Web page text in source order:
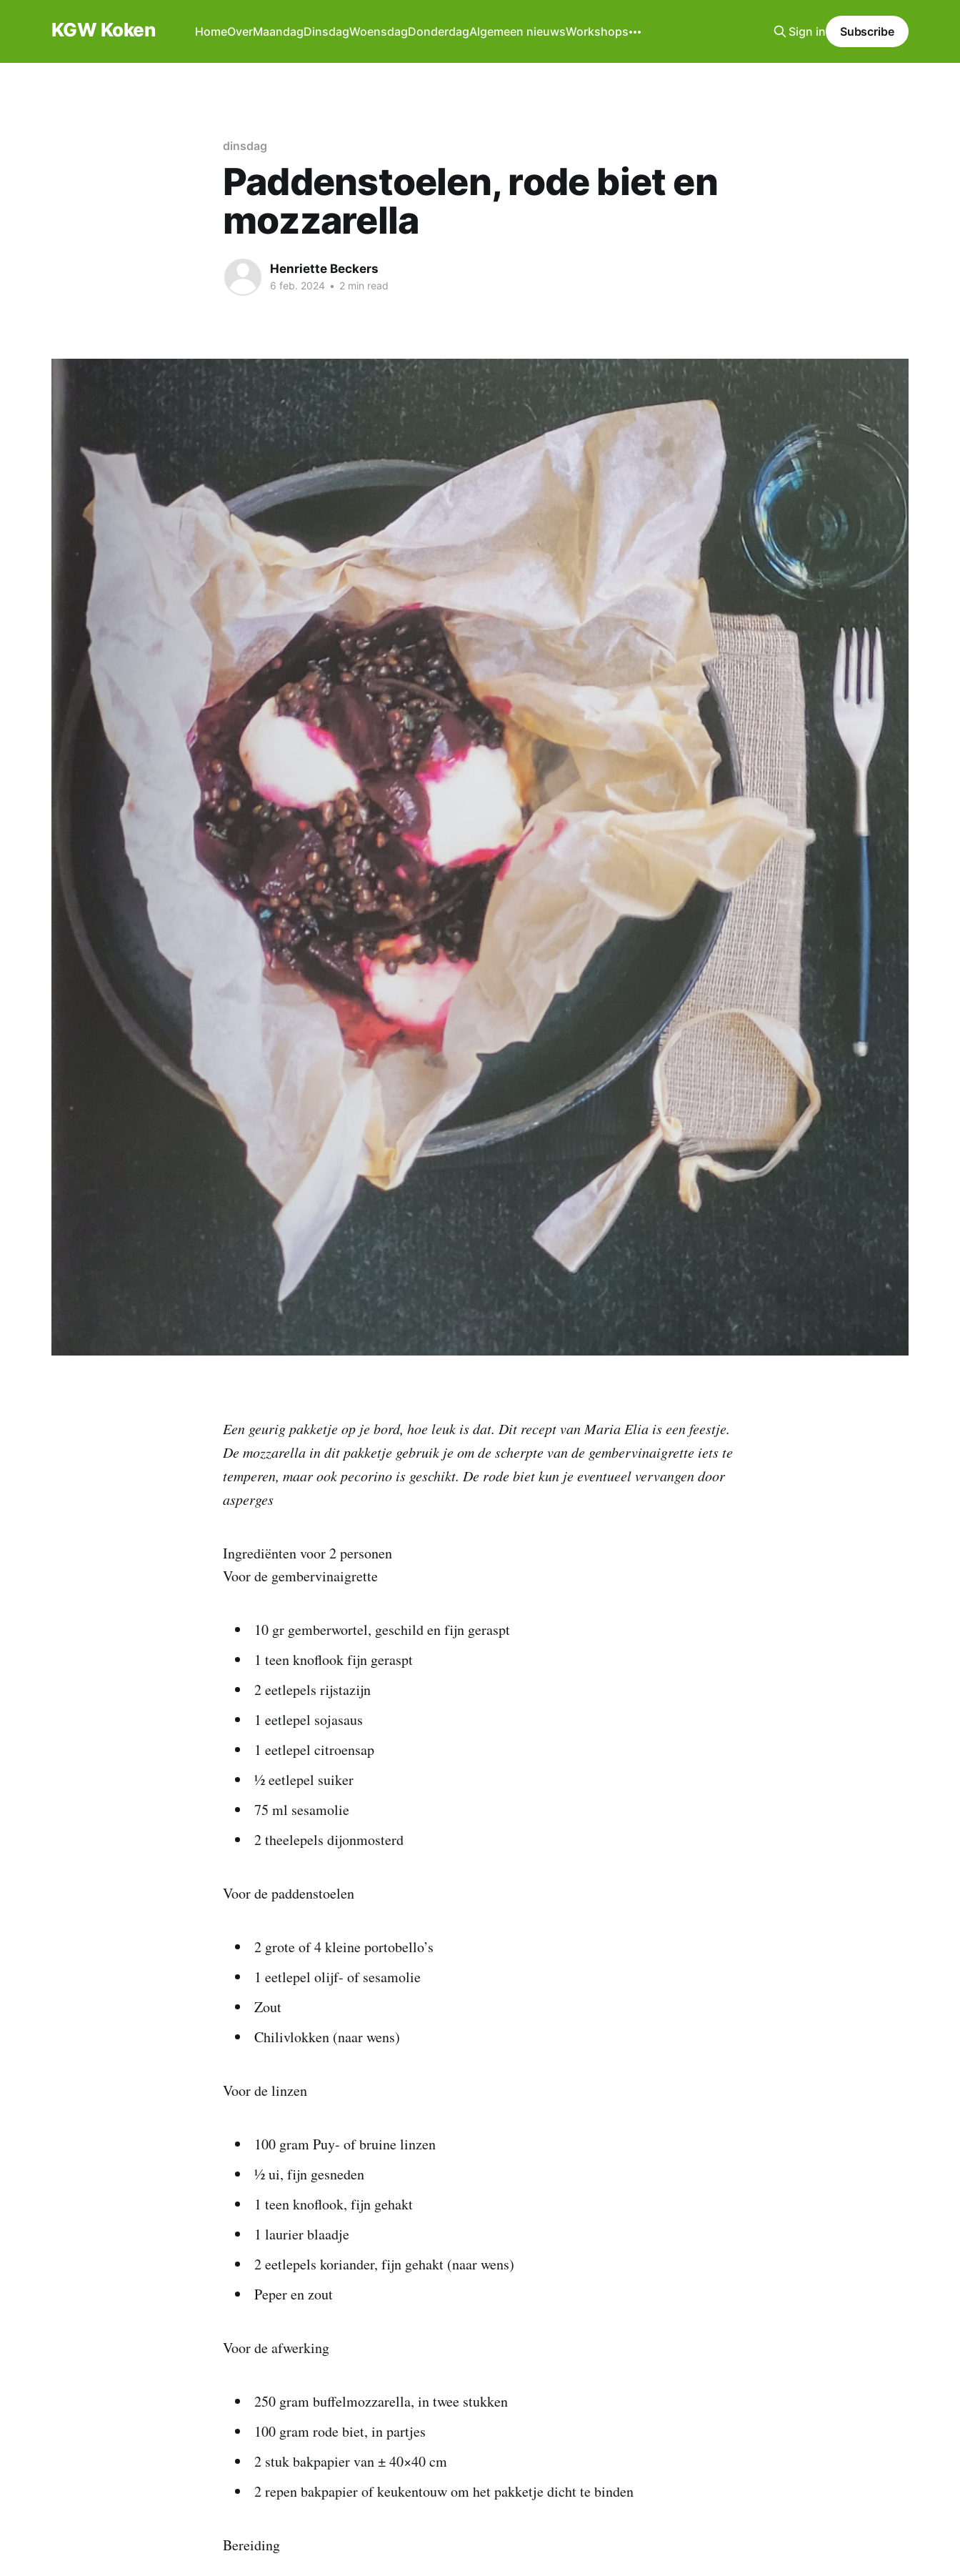
KGW Koken HomeOverMaandagDinsdagWoensdagDonderdagAlgemeen nieuwsWorkshops Sign in Subscribe
dinsdag
Paddenstoelen, rode biet en
mozzarella
Henriette Beckers
6 feb. 2024 • 2 min read
Een geurig pakketje op je bord, hoe leuk is dat. Dit recept van Maria Elia is een feestje.
De mozzarella in dit pakketje gebruik je om de scherpte van de gembervinaigrette iets te
temperen, maar ook pecorino is geschikt. De rode biet kun je eventueel vervangen door
asperges
Ingrediënten voor 2 personen
Voor de gembervinaigrette
10 gr gemberwortel, geschild en fijn geraspt
1 teen knoflook fijn geraspt
2 eetlepels rijstazijn
1 eetlepel sojasaus
1 eetlepel citroensap
½ eetlepel suiker
75 ml sesamolie
2 theelepels dijonmosterd
Voor de paddenstoelen
2 grote of 4 kleine portobello’s
1 eetlepel olijf- of sesamolie
Zout
Chilivlokken (naar wens)
Voor de linzen
100 gram Puy- of bruine linzen
½ ui, fijn gesneden
1 teen knoflook, fijn gehakt
1 laurier blaadje
2 eetlepels koriander, fijn gehakt (naar wens)
Peper en zout
Voor de afwerking
250 gram buffelmozzarella, in twee stukken
100 gram rode biet, in partjes
2 stuk bakpapier van ± 40×40 cm
2 repen bakpapier of keukentouw om het pakketje dicht te binden
Bereiding